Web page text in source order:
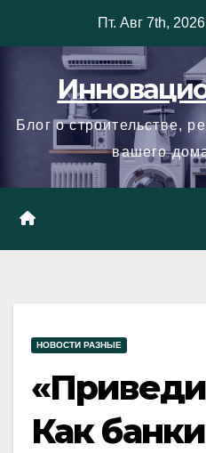
Пт. Авг 7th, 2026
Блог о строительстве,
вашего
НОВОСТИ РАЗНЫЕ
Как банки